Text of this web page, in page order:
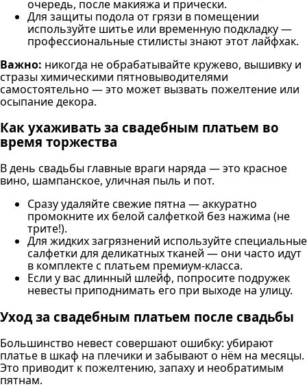
очередь, после макияжа и прически.
Для защиты подола от грязи в помещении
используйте шитье или временную подкладку —
профессиональные стилисты знают этот лайфхак.
Важно: никогда не обрабатывайте кружево, вышивку и
стразы химическими пятновыводителями
самостоятельно — это может вызвать пожелтение или
осыпание декора.
Как ухаживать за свадебным платьем во
время торжества
В день свадьбы главные враги наряда — это красное
вино, шампанское, уличная пыль и пот.
Сразу удаляйте свежие пятна — аккуратно
промокните их белой салфеткой без нажима (не
трите!).
Для жидких загрязнений используйте специальные
салфетки для деликатных тканей — они часто идут
в комплекте с платьем премиум-класса.
Если у вас длинный шлейф, попросите подружек
невесты приподнимать его при выходе на улицу.
Уход за свадебным платьем после свадьбы
Большинство невест совершают ошибку: убирают
платье в шкаф на плечики и забывают о нём на месяцы.
Это приводит к пожелтению, запаху и необратимым
пятнам.